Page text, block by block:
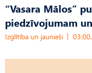
“Vasara Mālos”
piedzīvojumam
Izglītība un jaunieši